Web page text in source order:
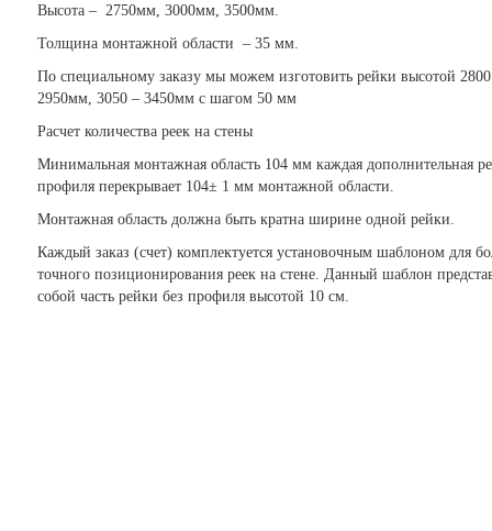
Высота – 2750мм, 3000мм, 3500мм.
Толщина монтажной области – 35 мм.
По специальному заказу мы можем изготовить рейки высотой
2950мм, 3050 – 3450мм с шагом 50 мм
Расчет количества реек на стены
Минимальная монтажная область 104 мм каждая дополнительная
профиля перекрывает 104± 1 мм монтажной области.
Монтажная область должна быть кратна ширине одной рейки.
Каждый заказ (счет) комплектуется установочным шаблоном для
точного позиционирования реек на стене. Данный шаблон
собой часть рейки без профиля высотой 10 см.